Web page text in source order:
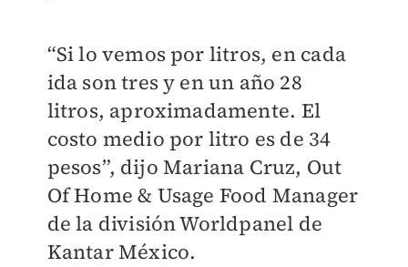
“Si lo vemos por litros, en cada
ida son tres y en un año 28
litros, aproximadamente. El
costo medio por litro es de 34
pesos”, dijo Mariana Cruz, Out
Of Home & Usage Food Manager
de la división Worldpanel de
Kantar México.